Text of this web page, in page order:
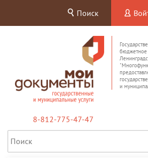
Поиск
бюджетное
и
8-812-775-47-47